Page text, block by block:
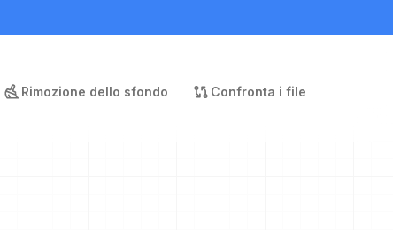
Rimozione dello sfondo
Confronta i file